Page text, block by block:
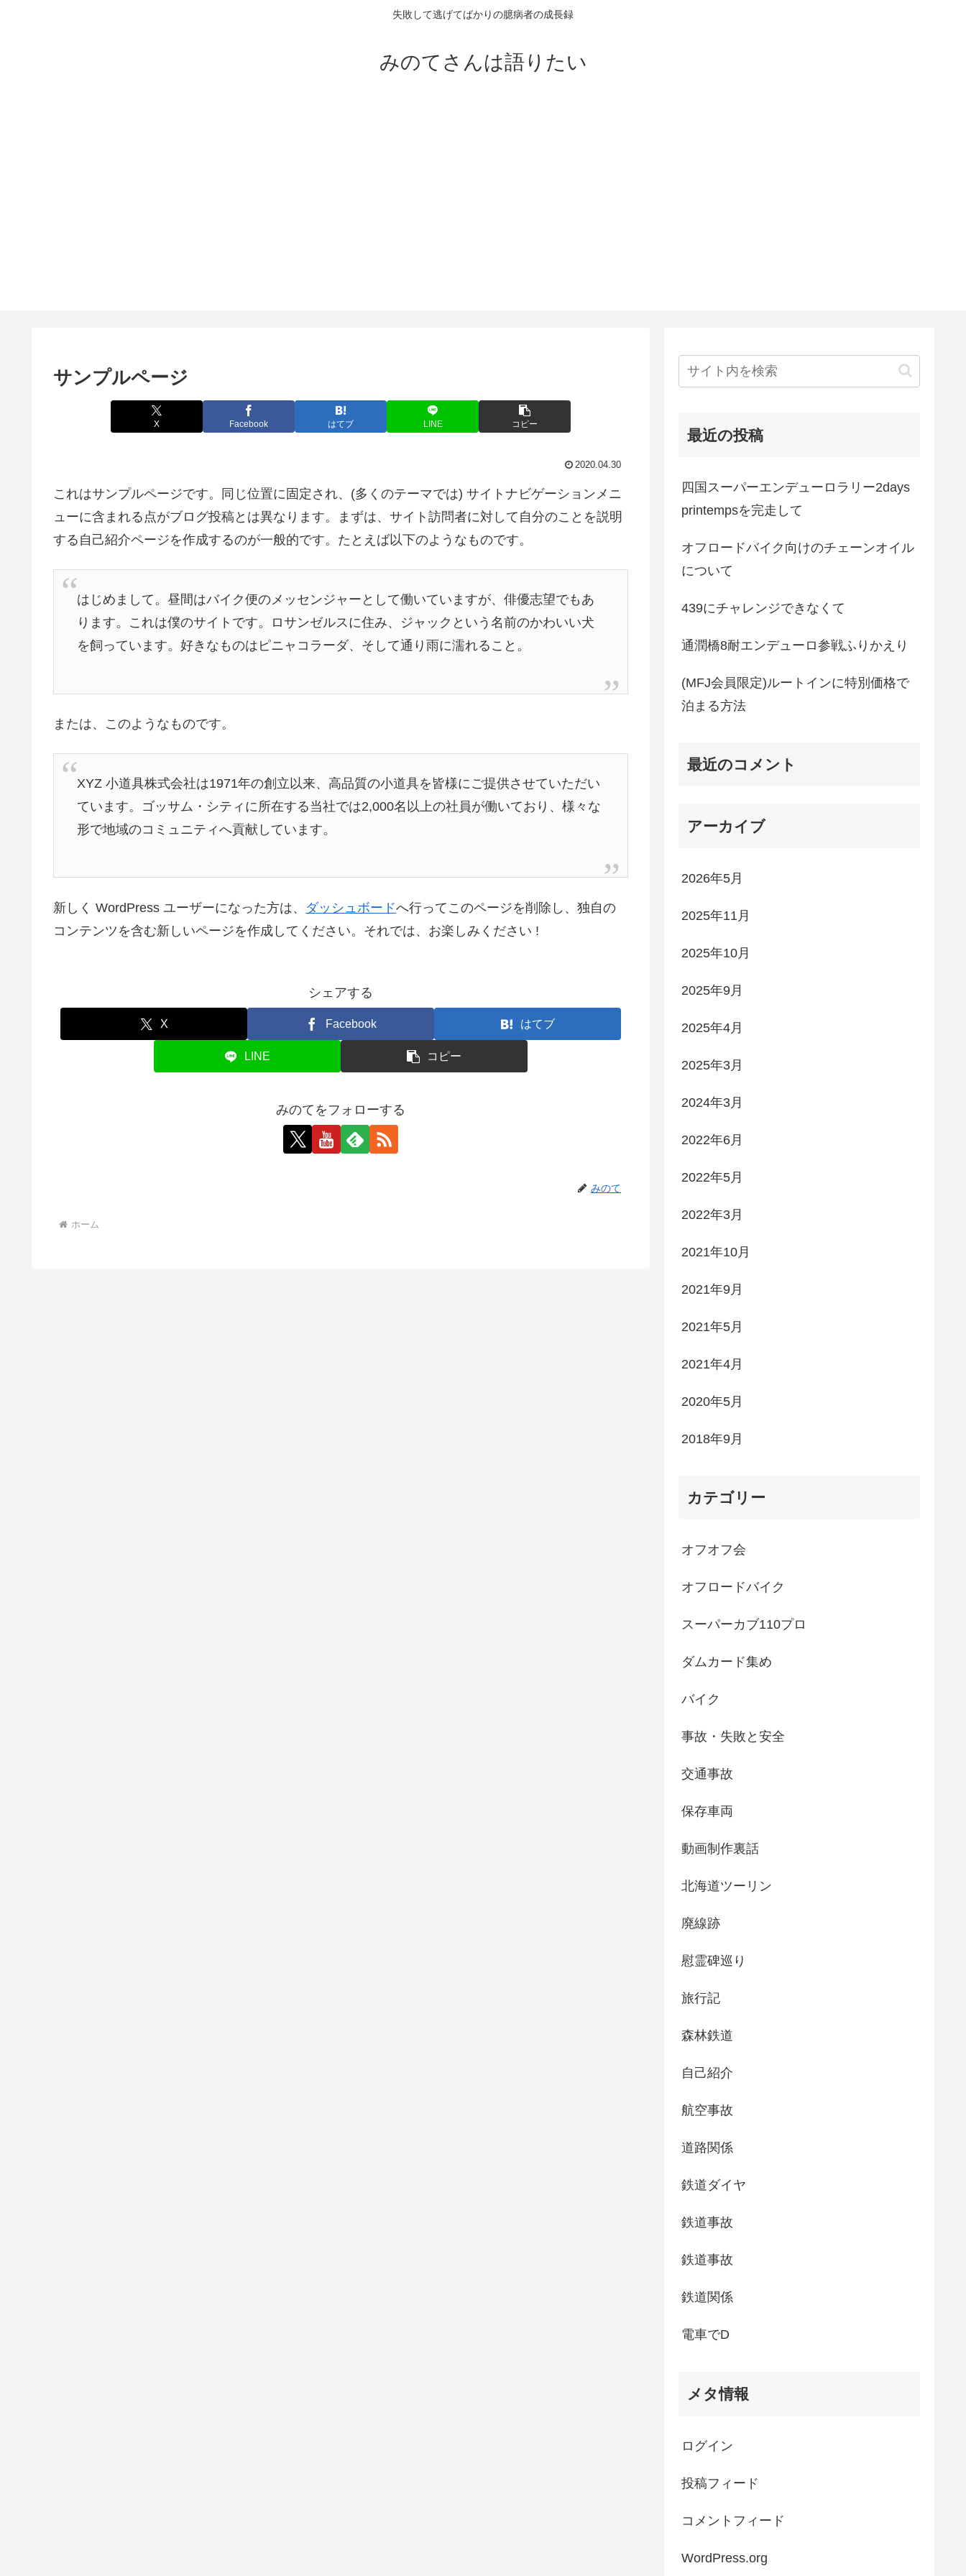
失敗して逃げてばかりの臆病者の成長録
みのてさんは語りたい
サンプルページ
X Facebook はてブ LINE コピー
2020.04.30
これはサンプルページです。同じ位置に固定され、(多くのテーマでは) サイトナビゲーションメニ
ューに含まれる点がブログ投稿とは異なります。まずは、サイト訪問者に対して自分のことを説明
する自己紹介ページを作成するのが一般的です。たとえば以下のようなものです。
はじめまして。昼間はバイク便のメッセンジャーとして働いていますが、俳優志望でもあ
ります。これは僕のサイトです。ロサンゼルスに住み、ジャックという名前のかわいい犬
を飼っています。好きなものはピニャコラーダ、そして通り雨に濡れること。
または、このようなものです。
XYZ 小道具株式会社は1971年の創立以来、高品質の小道具を皆様にご提供させていただい
ています。ゴッサム・シティに所在する当社では2,000名以上の社員が働いており、様々な
形で地域のコミュニティへ貢献しています。
新しく WordPress ユーザーになった方は、 ダッシュボードへ行ってこのページを削除し、独自の
コンテンツを含む新しいページを作成してください。それでは、お楽しみください !
シェアする
X Facebook はてブ
LINE コピー
みのてをフォローする
みのて
ホーム
最近の投稿
四国スーパーエンデューロラリー2days
printempsを完走して
オフロードバイク向けのチェーンオイル
について
439にチャレンジできなくて
通潤橋8耐エンデューロ参戦ふりかえり
(MFJ会員限定)ルートインに特別価格で
泊まる方法
最近のコメント
アーカイブ
2026年5月
2025年11月
2025年10月
2025年9月
2025年4月
2025年3月
2024年3月
2022年6月
2022年5月
2022年3月
2021年10月
2021年9月
2021年5月
2021年4月
2020年5月
2018年9月
カテゴリー
オフオフ会
オフロードバイク
スーパーカブ110プロ
ダムカード集め
バイク
事故・失敗と安全
交通事故
保存車両
動画制作裏話
北海道ツーリン
廃線跡
慰霊碑巡り
旅行記
森林鉄道
自己紹介
航空事故
道路関係
鉄道ダイヤ
鉄道事故
鉄道事故
鉄道関係
電車でD
メタ情報
ログイン
投稿フィード
コメントフィード
WordPress.org